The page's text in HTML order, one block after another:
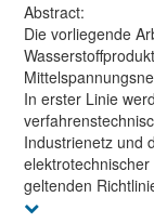
Abstract:
Die vorliegende
In erster Linie
Industrienetz und
geltenden